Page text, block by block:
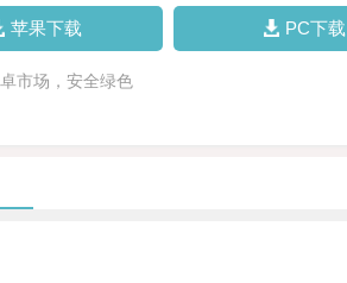
苹果下载 PC下载
市场，安全绿色